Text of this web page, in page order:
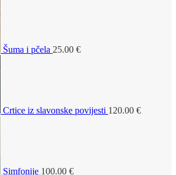
Šuma i pčela 25.00 €
Crtice iz slavonske povijesti 120.00 €
Simfonije 100.00 €